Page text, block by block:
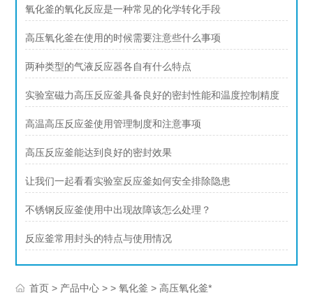
氧化釜的氧化反应是一种常见的化学转化手段
高压氧化釜在使用的时候需要注意些什么事项
两种类型的气液反应器各自有什么特点
实验室磁力高压反应釜具备良好的密封性能和温度控制精度
高温高压反应釜使用管理制度和注意事项
高压反应釜能达到良好的密封效果
让我们一起看看实验室反应釜如何安全排除隐患
不锈钢反应釜使用中出现故障该怎么处理？
反应釜常用封头的特点与使用情况
首页 > 产品中心 > >氧化釜 > 高压氧化釜*